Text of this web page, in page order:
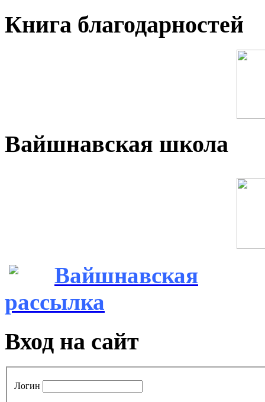
Книга благодарностей
Вайшнавская школа
Вайшнавская
рассылка
Вход на сайт
Логин